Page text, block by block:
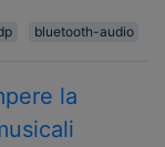
bluetooth-audio
la